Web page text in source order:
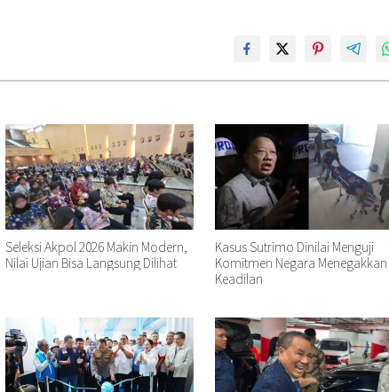
Seleksi Akpol 2026 Makin Modern,
Nilai Ujian Bisa Langsung Dilihat
Kasus Sutrimo Dinilai Menguji
Komitmen Negara Menegakkan
Keadilan